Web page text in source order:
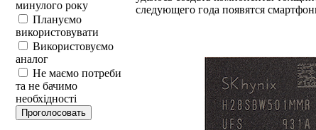
минулого року
Плануємо
використовувати
Використовуємо
аналог
Не маємо потреби
та не бачимо
необхідності
следующего года появятся